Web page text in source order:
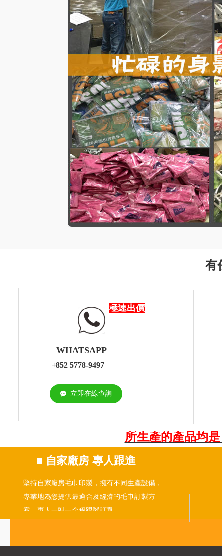
WHATSAPP
+852 5778-9497
끁 立即在線查詢
極速出價
所生產的產品均
■ 自家廠房 專人跟進
堅持自家廠房毛巾印製，擁有不同生產設備，
專業地為您提供最適合及經濟的毛巾訂製方
案。專人一對一全程跟蹤訂單。
有